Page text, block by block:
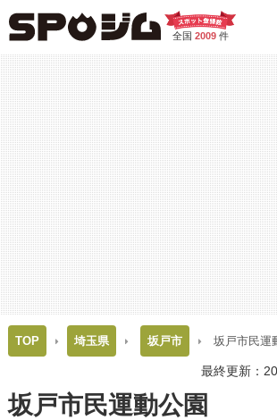
全国 2009件
TOP 埼玉県 坂戸市 坂戸市民運
最終更新：
坂戸市民運動公園